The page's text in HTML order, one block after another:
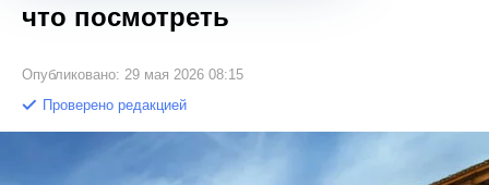
что посмотреть
Опубликовано: 29 мая 2026 08:15
Проверено редакцией